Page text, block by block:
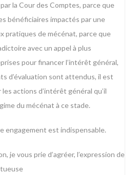
la Cour des Comptes, parce que
bénéficiaires impactés par une
pratiques de mécénat, parce que
avec un appel à plus
pour financer l’intérêt général,
d’évaluation sont attendus, il est
actions d’intérêt général qu’il
du mécénat à ce stade.
engagement est indispensable.
je vous prie d’agréer, l’expression de